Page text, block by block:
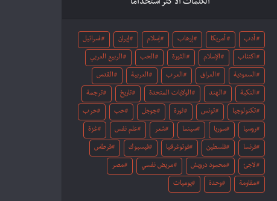
الكلمات الأكثر استخداما
أدب أمريكا إرهاب إسلام إيران اسرائيل
اكتئاب الإسلام الثورة الحب الربيع العربي
السعودية العراق العرب العربية القدس
النكبة الهند الولايات المتحدة تاريخ ترجمة
تكنولوجيا تونس ثورة جوجل حب حرب
روسيا سوريا سينما شعر علم نفس غزة
فرنسا فلسطين فوتوغرافيا فيسبوك قرطاس
لاجئ محمود درويش مريض نفسي مصر
مقاومة وحدة يوميات